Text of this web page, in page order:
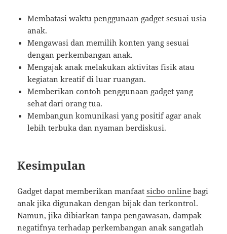
Membatasi waktu penggunaan gadget sesuai usia
anak.
Mengawasi dan memilih konten yang sesuai
dengan perkembangan anak.
Mengajak anak melakukan aktivitas fisik atau
kegiatan kreatif di luar ruangan.
Memberikan contoh penggunaan gadget yang
sehat dari orang tua.
Membangun komunikasi yang positif agar anak
lebih terbuka dan nyaman berdiskusi.
Kesimpulan
Gadget dapat memberikan manfaatsicbo online bagi
anak jika digunakan dengan bijak dan terkontrol.
Namun, jika dibiarkan tanpa pengawasan, dampak
negatifnya terhadap perkembangan anak sangatlah